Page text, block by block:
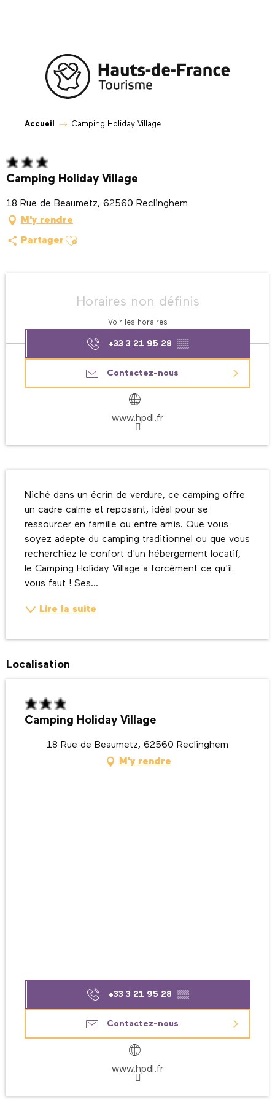
Accueil Camping Holiday Village
Camping Holiday Village
18 Rue de Beaumetz, 62560 Reclinghem
M'y rendre
Partager Ajouter aux favoris
Horaires non définis
Voir les horaires
+33 3 21 95 28 ▒▒
Contactez-nous
www.hpdl.fr
Niché dans un écrin de verdure, ce camping offre
un cadre calme et reposant, idéal pour se
ressourcer en famille ou entre amis. Que vous
soyez adepte du camping traditionnel ou que vous
recherchiez le confort d'un hébergement locatif,
le Camping Holiday Village a forcément ce qu'il
vous faut ! Ses...
Lire la suite
Localisation
Camping Holiday Village
18 Rue de Beaumetz, 62560 Reclinghem
M'y rendre
+33 3 21 95 28 ▒▒
Contactez-nous
www.hpdl.fr